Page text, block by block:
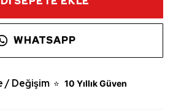
WHATSAPP
/ Değişim ⭐ 10 Yıllık Güven